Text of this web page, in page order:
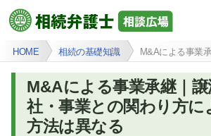
HOME 相続の基礎知識 M&Aによる事業
M&Aによる事業承継｜
社・事業との関わり方に
方法は異なる